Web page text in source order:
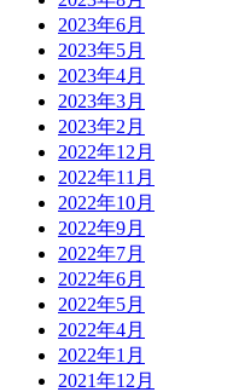
2023年6月
2023年5月
2023年4月
2023年3月
2023年2月
2022年12月
2022年11月
2022年10月
2022年9月
2022年7月
2022年6月
2022年5月
2022年4月
2022年1月
2021年12月